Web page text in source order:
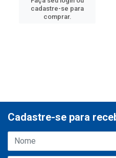
cadastre-se para
comprar.
Cadastre-se para